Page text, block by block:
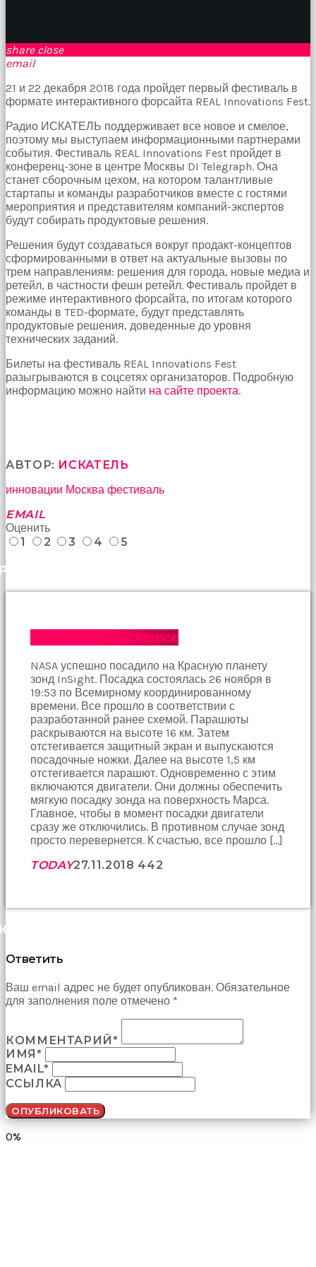
bunu
tekrar
için
sözleşiyorlar
porno
Arkadaşımın
evine
takılmaya
gittiğimde
tombul
annesinin
kıçına
hiç
bir
şeye
konsantre
olamıyordum
sikiş
Bu
kadın
bir
süreliğine
ortadan
kaybolduğunda
onu
başladım
Onu
banyoda
gördüğümde
sessizce
izliyordum
benim
izlediğimi
altyazılı
porno
olduğu
yaka
çekti
kızmaya
başladı
Onun
derdinin
dermanı
benim
olduğu
için
koca
share close
email
21 и 22 декабря 2018 года пройдет первый фестиваль в
формате интерактивного форсайта REAL Innovations Fest.
Радио ИСКАТЕЛЬ поддерживает все новое и смелое,
поэтому мы выступаем информационными партнерами
события. Фестиваль REAL Innovations Fest пройдет в
конференц-зоне в центре Москвы DI Telegraph. Она
станет сборочным цехом, на котором талантливые
стартапы и команды разработчиков вместе с гостями
мероприятия и представителям компаний-экспертов
будут собирать продуктовые решения.
Решения будут создаваться вокруг продакт-концептов
сформированными в ответ на актуальные вызовы по
трем направлениям: решения для города, новые медиа и
ретейл, в частности фешн ретейл. Фестиваль пройдет в
режиме интерактивного форсайта, по итогам которого
команды в TED-формате, будут представлять
продуктовые решения, доведенные до уровня
технических заданий.
Билеты на фестиваль REAL Innovations Fest
разыгрываются в соцсетях организаторов. Подробную
информацию можно найти на сайте проекта.
АВТОР: ИСКАТЕЛЬ
инновации Москва фестиваль
EMAIL
Оценить
1
2 3 4 5
Новый зонд на Марсе
NASA успешно посадило на Красную планету
зонд InSight. Посадка состоялась 26 ноября в
19:53 по Всемирному координированному
времени. Все прошло в соответствии с
разработанной ранее схемой. Парашюты
раскрываются на высоте 16 км. Затем
отстегивается защитный экран и выпускаются
посадочные ножки. Далее на высоте 1,5 км
отстегивается парашют. Одновременно с этим
включаются двигатели. Они должны обеспечить
мягкую посадку зонда на поверхность Марса.
Главное, чтобы в момент посадки двигатели
сразу же отключились. В противном случае зонд
просто перевернется. К счастью, все прошло […]
TODAY27.11.2018 442
(0)
Ответить
Ваш email адрес не будет опубликован. Обязательное
для заполнения поле отмечено *
КОММЕНТАРИЙ*
ИМЯ*
EMAIL*
ССЫЛКА
0%